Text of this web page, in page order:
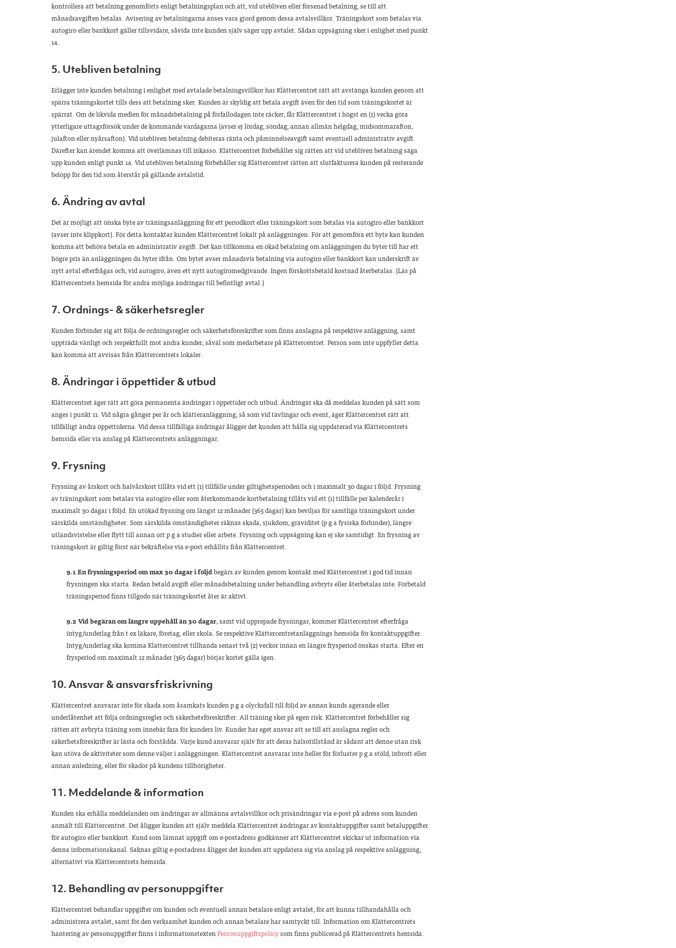
kontrollera att betalning genomförts enligt betalningsplan och att, vid utebliven eller försenad betalning, se till att
månadsavgiften betalas. Avisering av betalningarna anses vara gjord genom dessa avtalsvillkor. Träningskort som betalas via
autogiro eller bankkort gäller tillsvidare, såvida inte kunden själv säger upp avtalet. Sådan uppsägning sker i enlighet med punkt
14.
5. Utebliven betalning
Erlägger inte kunden betalning i enlighet med avtalade betalningsvillkor har Klättercentret rätt att avstänga kunden genom att
spärra träningskortet tills dess att betalning sker. Kunden är skyldig att betala avgift även för den tid som träningskortet är
spärrat. Om de likvida medlen för månadsbetalning på förfallodagen inte räcker, får Klättercentret i högst en (1) vecka göra
ytterligare uttagsförsök under de kommande vardagarna (avser ej lördag, söndag, annan allmän helgdag, midsommarafton,
julafton eller nyårsafton). Vid utebliven betalning debiteras ränta och påminnelseavgift samt eventuell administrativ avgift.
Därefter kan ärendet komma att överlämnas till inkasso. Klättercentret förbehåller sig rätten att vid utebliven betalning säga
upp kunden enligt punkt 14. Vid utebliven betalning förbehåller sig Klättercentret rätten att slutfakturera kunden på resterande
belopp för den tid som återstår på gällande avtalstid.
6. Ändring av avtal
Det är möjligt att önska byte av träningsanläggning för ett periodkort eller träningskort som betalas via autogiro eller bankkort
(avser inte klippkort). För detta kontaktar kunden Klättercentret lokalt på anläggningen. För att genomföra ett byte kan kunden
komma att behöva betala en administrativ avgift. Det kan tillkomma en ökad betalning om anläggningen du byter till har ett
högre pris än anläggningen du byter ifrån. Om bytet avser månadsvis betalning via autogiro eller bankkort kan underskrift av
nytt avtal efterfrågas och, vid autogiro, även ett nytt autogiromedgivande. Ingen förskottsbetald kostnad återbetalas. (Läs på
Klättercentrets hemsida för andra möjliga ändringar till befintligt avtal.)
7. Ordnings- & säkerhetsregler
Kunden förbinder sig att följa de ordningsregler och säkerhetsföreskrifter som finns anslagna på respektive anläggning, samt
uppträda vänligt och respektfullt mot andra kunder, såväl som medarbetare på Klättercentret. Person som inte uppfyller detta
kan komma att avvisas från Klättercentrets lokaler.
8. Ändringar i öppettider & utbud
Klättercentret äger rätt att göra permanenta ändringar i öppettider och utbud. Ändringar ska då meddelas kunden på sätt som
anges i punkt 11. Vid några gånger per år och klätteranläggning, så som vid tävlingar och event, äger Klättercentret rätt att
tillfälligt ändra öppettiderna. Vid dessa tillfälliga ändringar åligger det kunden att hålla sig uppdaterad via Klättercentrets
hemsida eller via anslag på Klättercentrets anläggningar.
9. Frysning
Frysning av årskort och halvårskort tillåts vid ett (1) tillfälle under giltighetsperioden och i maximalt 30 dagar i följd. Frysning
av träningskort som betalas via autogiro eller som återkommande kortbetalning tillåts vid ett (1) tillfälle per kalenderår i
maximalt 30 dagar i följd. En utökad frysning om längst 12 månader (365 dagar) kan beviljas för samtliga träningskort under
särskilda omständigheter. Som särskilda omständigheter räknas skada, sjukdom, graviditet (p g a fysiska förhinder), längre
utlandsvistelse eller flytt till annan ort p g a studier eller arbete. Frysning och uppsägning kan ej ske samtidigt. En frysning av
träningskort är giltig först när bekräftelse via e-post erhållits från Klättercentret.
9.1 En frysningsperiod om max 30 dagar i följdbegärs av kunden genom kontakt med Klättercentret i god tid innan
frysningen ska starta. Redan betald avgift eller månadsbetalning under behandling avbryts eller återbetalas inte. Förbetald
träningsperiod finns tillgodo när träningskortet åter är aktivt.
9.2 Vid begäran om längre uppehåll än 30 dagar, samt vid upprepade frysningar, kommer Klättercentret efterfråga
intyg/underlag från t ex läkare, företag, eller skola. Se respektive Klättercentretanläggnings hemsida för kontaktuppgifter.
Intyg/underlag ska komma Klättercentret tillhanda senast två (2) veckor innan en längre frysperiod önskas starta. Efter en
frysperiod om maximalt 12 månader (365 dagar) börjar kortet gälla igen.
10. Ansvar & ansvarsfriskrivning
Klättercentret ansvarar inte för skada som åsamkats kunden p g a olycksfall till följd av annan kunds agerande eller
underlåtenhet att följa ordningsregler och säkerhetsföreskrifter. All träning sker på egen risk. Klättercentret förbehåller sig
rätten att avbryta träning som innebär fara för kunders liv. Kunder har eget ansvar att se till att anslagna regler och
säkerhetsföreskrifter är lästa och förstådda. Varje kund ansvarar själv för att deras hälsotillstånd är sådant att denne utan risk
kan utöva de aktiviteter som denne väljer i anläggningen. Klättercentret ansvarar inte heller för förluster p g a stöld, inbrott eller
annan anledning, eller för skador på kundens tillhörigheter.
11. Meddelande & information
Kunden ska erhålla meddelanden om ändringar av allmänna avtalsvillkor och prisändringar via e-post på adress som kunden
anmält till Klättercentret. Det åligger kunden att själv meddela Klättercentret ändringar av kontaktuppgifter samt betaluppgifter
för autogiro eller bankkort. Kund som lämnat uppgift om e-postadress godkänner att Klättercentret skickar ut information via
denna informationskanal. Saknas giltig e-postadress åligger det kunden att uppdatera sig via anslag på respektive anläggning,
alternativt via Klättercentrets hemsida.
12. Behandling av personuppgifter
Klättercentret behandlar uppgifter om kunden och eventuell annan betalare enligt avtalet, för att kunna tillhandahålla och
administrera avtalet, samt för den verksamhet kunden och annan betalare har samtyckt till. Information om Klättercentrets
hantering av personuppgifter finns i informationstextenPersonuppgiftspolicysom finns publicerad på Klättercentrets hemsida.